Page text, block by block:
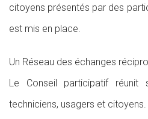
citoyens présentés par des
est mis en place.
Un Réseau des échanges
Le Conseil participatif réunit
techniciens, usagers et citoyens.